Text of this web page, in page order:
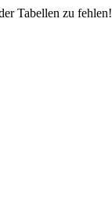
Tabellen zu fehlen!